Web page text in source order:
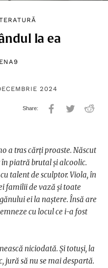
la ea
2024
a tras cărți proaste. Născut
piatră brutal și alcoolic.
talent de sculptor. Viola, în
familii de vază și toate
ei la naștere. Însă are
cu locul ce i-a fost
niciodată. Și totuși, la
jură să nu se mai despartă.